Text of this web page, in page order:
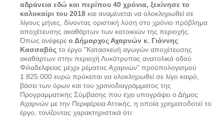
αδράνεια εδώ και περίπου 40 χρόνια, ξεκίνησε το
καλοκαίρι του 2018 και αναμένεται να ολοκληρωθεί σε
λίγους μήνες, δίνοντας οριστική λύση στο χρόνιο πρόβλημα
αποχέτευσης ακαθάρτων των κατοικιών της περιοχής.
Όπως ανέφερε ο Δήμαρχος Αχαρνών κ. Γιάννης
Κασσαβός το έργο "Κατασκευή αγωγών αποχέτευσης
ακαθάρτων στην περιοχή Λυκότρυπας ανατολικά οδού
Φιλαδελφείας μέχρι ρέματος Αχαρνών" προϋπολογισμού
1.825.000 ευρώ πρόκειται να ολοκληρωθεί σε λίγο καιρό,
βάσει των όρων και του χρονοδιαγράμματος της
Προγραμματικής Σύμβασης που έχει υπογράψει ο Δήμος
Αχαρνών με την Περιφέρεια Αττικής, η οποία χρηματοδοτεί το
έργο, τονίζοντας χαρακτηριστικά ότι: